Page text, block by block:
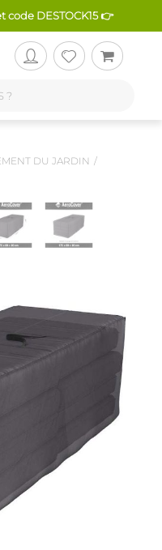
code DESTOCK15 👉
DU JARDIN